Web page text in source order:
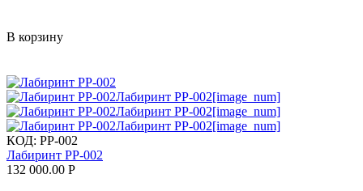
В корзину
КОД: PP-002
Лабиринт PP-002
132 000.00 Р